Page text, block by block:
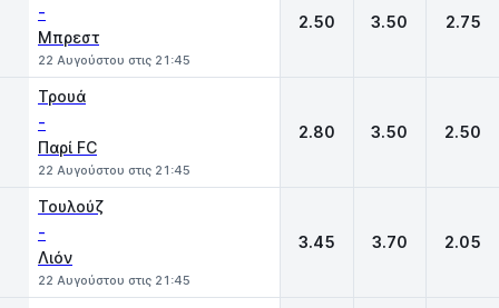
-
Μπρεστ
22 Αυγούστου στις 21:45
2.50 3.50 2.75
Τρουά
-
Παρί FC
22 Αυγούστου στις 21:45
2.80 3.50 2.50
Τουλούζ
-
Λιόν
22 Αυγούστου στις 21:45
3.45 3.70 2.05